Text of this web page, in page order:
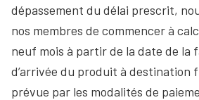
dépassement du délai prescrit,
nos membres de commencer à
neuf mois à partir de la date de la
d’arrivée du produit à destination
prévue par les modalités de